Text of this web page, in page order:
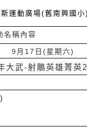
運動廣場(舊南興國小)
名稱內容
9月17日(星期六)
大武-射鵰英雄菁英